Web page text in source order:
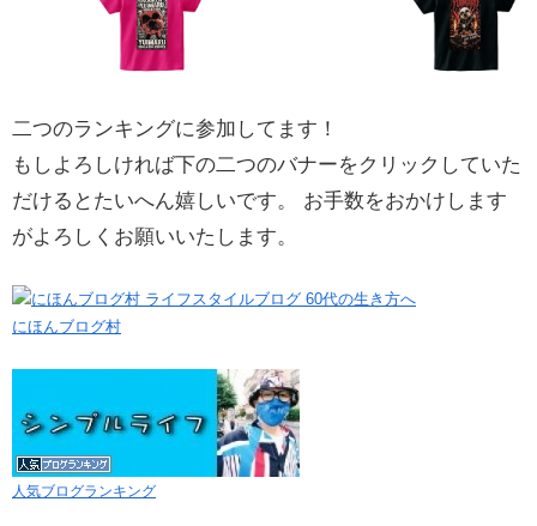
二つのランキングに参加してます！
もしよろしければ下の二つのバナーをクリックしていた
だけるとたいへん嬉しいです。 お手数をおかけします
がよろしくお願いいたします。
にほんブログ村
人気ブログランキング